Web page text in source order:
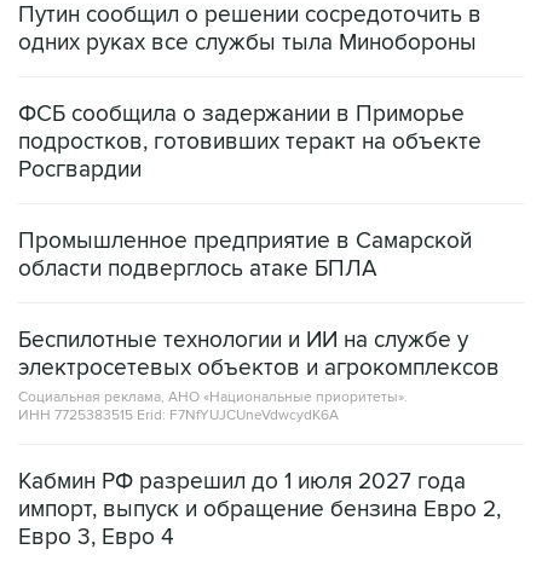
Путин сообщил о решении сосредоточить в
одних руках все службы тыла Минобороны
ФСБ сообщила о задержании в Приморье
подростков, готовивших теракт на объекте
Росгвардии
Промышленное предприятие в Самарской
области подверглось атаке БПЛА
Беспилотные технологии и ИИ на службе у
электросетевых объектов и агрокомплексов
Социальная реклама, АНО «Национальные приоритеты».
ИНН 7725383515 Erid: F7NfYUJCUneVdwcydK6A
Кабмин РФ разрешил до 1 июля 2027 года
импорт, выпуск и обращение бензина Евро 2,
Евро 3, Евро 4